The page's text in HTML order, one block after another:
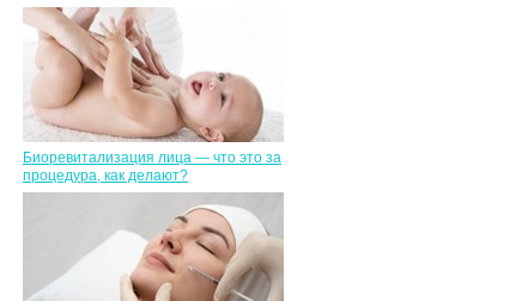
Биоревитализация лица — что это за
процедура, как делают?